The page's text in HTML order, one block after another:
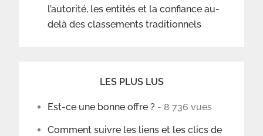
l’autorité, les entités et la confiance au-
delà des classements traditionnels
LES PLUS LUS
Est-ce une bonne offre ? - 8 736 vues
Comment suivre les liens et les clics de